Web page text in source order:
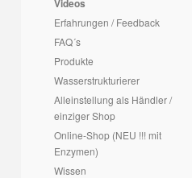
Videos
Erfahrungen / Feedback
FAQ´s
Produkte
Wasserstrukturierer
Alleinstellung als Händler /
einziger Shop
Online-Shop (NEU !!! mit
Enzymen)
Wissen